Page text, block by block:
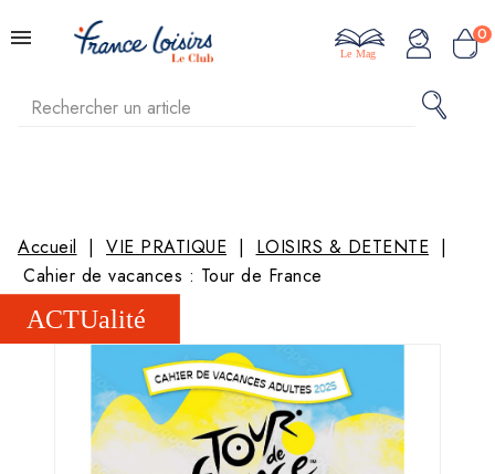
0
Le Mag
Accueil VIE PRATIQUE
LOISIRS & DETENTE
Cahier de vacances : Tour de France